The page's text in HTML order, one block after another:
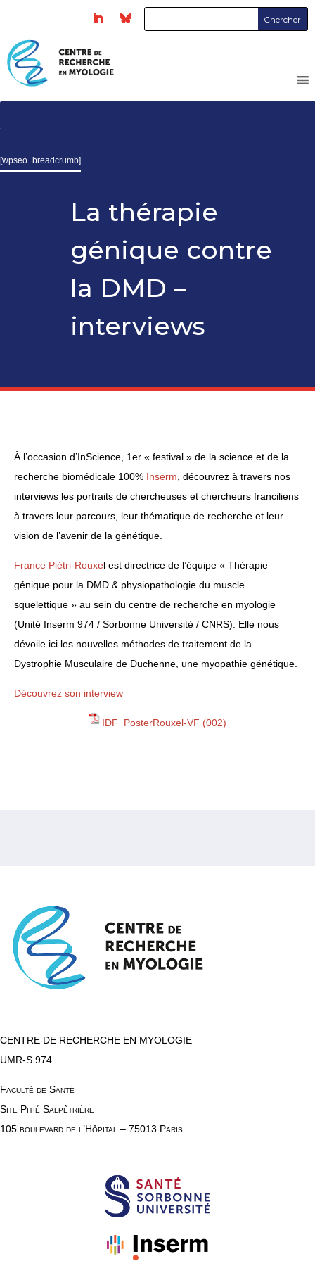
[wpseo_breadcrumb]
La thérapie
génique contre
la DMD –
interviews
À l’occasion d’InScience, 1er « festival » de la science et de la
recherche biomédicale 100% Inserm , découvrez à travers nos
interviews les portraits de chercheuses et chercheurs franciliens
à travers leur parcours, leur thématique de recherche et leur
vision de l’avenir de la génétique.
France Piétri-Rouxel est directrice de l’équipe « Thérapie
génique pour la DMD & physiopathologie du muscle
squelettique » au sein du centre de recherche en myologie
(Unité Inserm 974 / Sorbonne Université / CNRS). Elle nous
dévoile ici les nouvelles méthodes de traitement de la
Dystrophie Musculaire de Duchenne, une myopathie génétique.
Découvrez son interview
IDF_PosterRouxel-VF (002)
CENTRE DE RECHERCHE EN MYOLOGIE
UMR-S 974
Faculté de Santé
Site Pitié Salpêtrière
105 boulevard de l’Hôpital – 75013 Paris